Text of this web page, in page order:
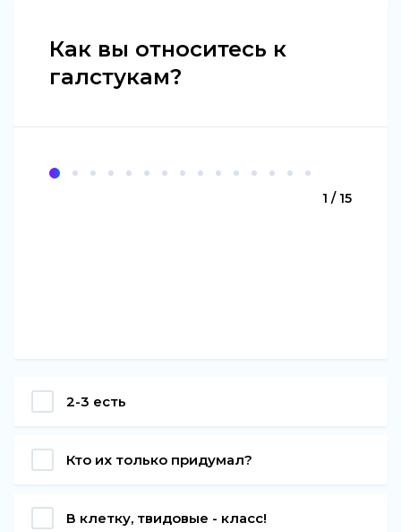
Как вы относитесь к
галстукам?
1 / 15
2-3 есть
Кто их только придумал?
В клетку, твидовые - класс!